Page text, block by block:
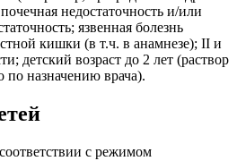
недостаточность и/или
язвенная болезнь
кишки (в т.ч. в анамнезе); II и
детский возраст до 2 лет (раствор
по назначению врача).
с режимом